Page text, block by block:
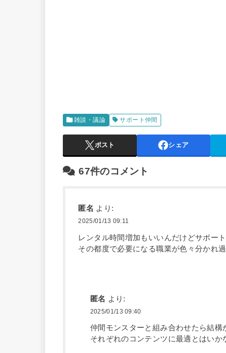
雑談・議論 サポート仲間
ポスト シェア
67件のコメント
匿名 より:
2025/01/13 09:11
レンタル時間増加もいいんだけどサポー
その都度で必要になる職業が色々分かれ
匿名 より:
2025/01/13 09:40
仲間モンスターと組み合わせたら結構
それぞれのコンテンツに最適とはいか